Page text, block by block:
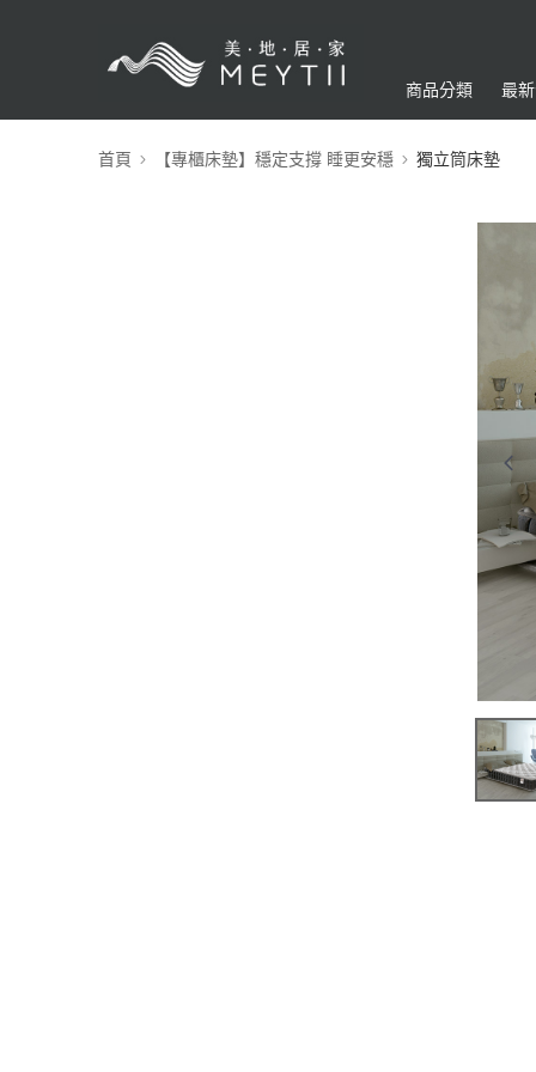
商品分類 最
首頁 【專櫃床墊】穩定支撐 睡更安穩 獨立筒床墊